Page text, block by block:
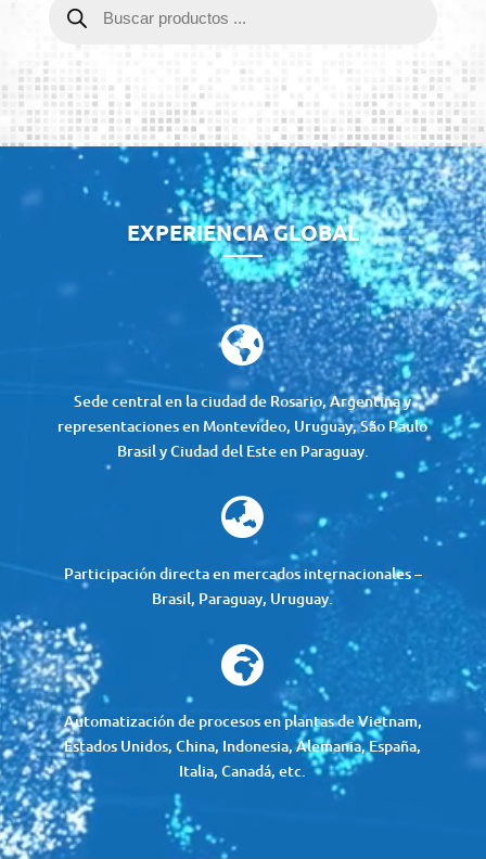
productos
Reproductor
vídeo
EXPERIENCIA GLOBAL

Sede central en la ciudad de Rosario, Argentina y
representaciones en Montevideo, Uruguay, São Paulo
Brasil y Ciudad del Este en Paraguay.

Participación directa en mercados internacionales –
Brasil, Paraguay, Uruguay.

Automatización de procesos en plantas de Vietnam,
Estados Unidos, China, Indonesia, Alemania, España,
Italia, Canadá, etc.